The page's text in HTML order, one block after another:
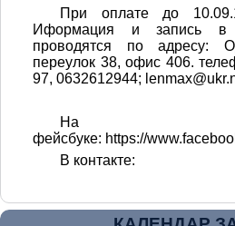
При оплате до
Иформация и запись в
проводятся по адресу:
переулок 38, офис 406.
97, 0632612944;
На
фейсбуке: https://
В контакте: